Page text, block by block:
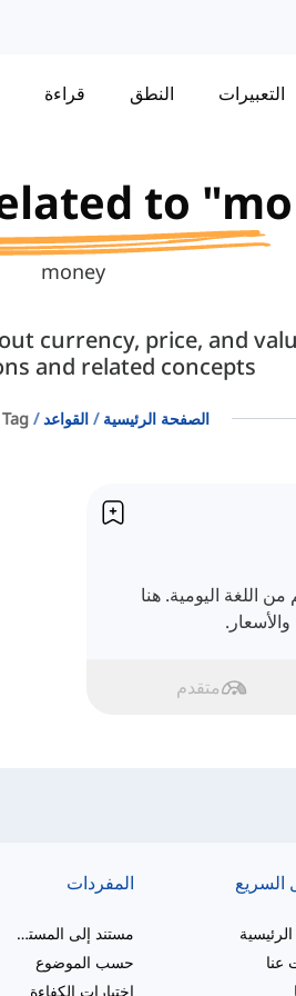
التعبيرات النطق قراءة
to
money
currency, price, and
and related concepts.
الصفحة الرئيسية القواعد Tag
اللغة اليومية. هنا
متقدم
السريع
عنا
المفردات
مستند إلى المستوى
حسب الموضوع
اختبارات الكفاءة